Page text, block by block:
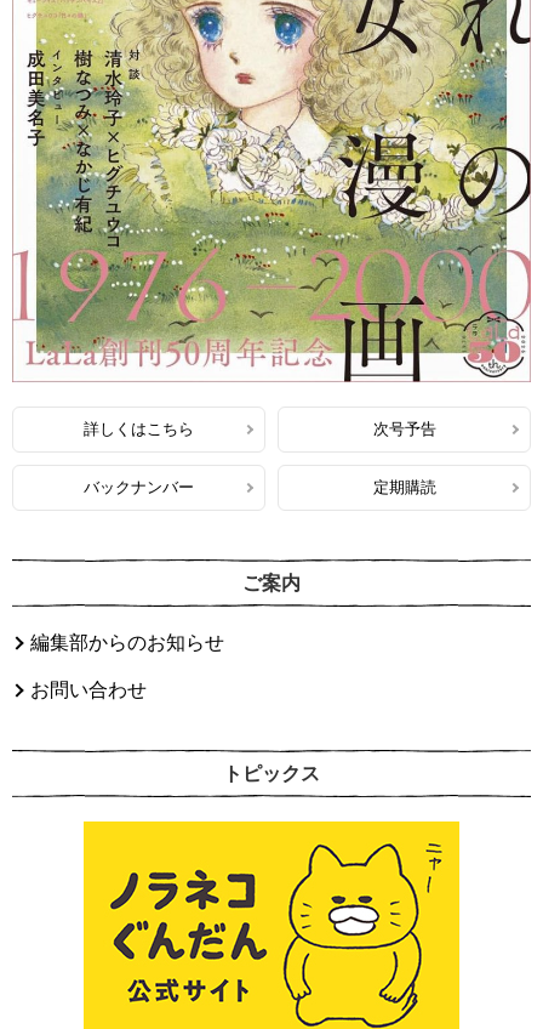
詳しくはこちら 次号予告
バックナンバー 定期購読
ご案内
編集部からのお知らせ
お問い合わせ
トピックス